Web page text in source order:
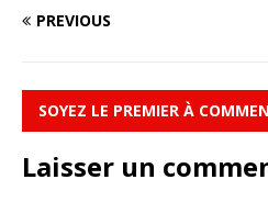
PREVIOUS
SOYEZ LE PREMIER À
Laisser un